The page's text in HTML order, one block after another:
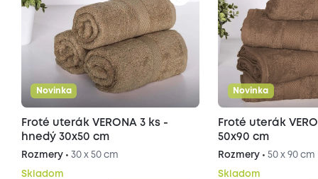
Novinka
Froté uterák VERONA 3 ks -
hnedý 30x50 cm
Rozmery • 30 x 50 cm
Skladom
Novinka
Froté uterák
50x90 cm
Rozmery •50 x 90 cm
Skladom